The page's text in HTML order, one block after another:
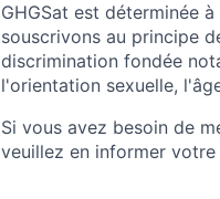
GHGSat est déterminée
souscrivons au principe
discrimination fondée
l'orientation sexuelle,
Si vous avez besoin de
veuillez en informer